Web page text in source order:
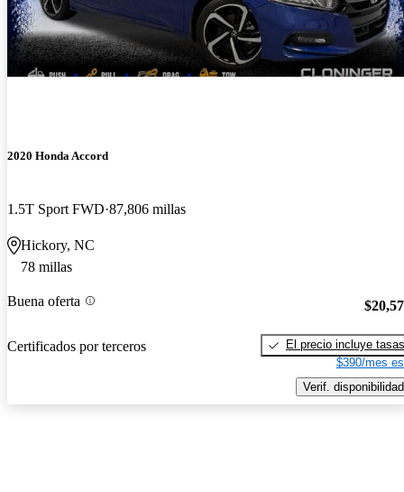
¡Nuevo!
2020 Honda Accord
1.5T Sport FWD 87,806 millas
Hickory, NC
78 millas
Buena oferta
Certificados por terceros
El precio incluye tasas
$390/mes
Verif. disponibilidad